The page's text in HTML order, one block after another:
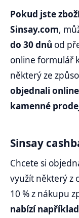
Pokud jste
Sinsay.com,
do 30 dnů od
online formulář
některý ze
objednali
kamenné
Sinsay
Chcete si
využít některý z
10 % z nákupu
nabízí například